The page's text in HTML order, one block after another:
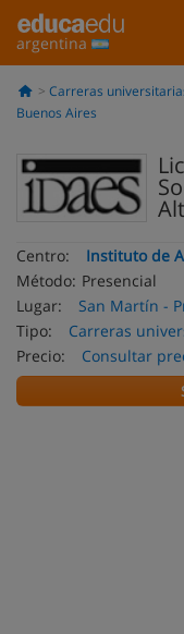
argentina
Carreras
Buenos Aires
Centro:
Instituto de
Método: Presencial
Lugar:
San Martín -
Tipo:
Carreras
Precio:
Consultar